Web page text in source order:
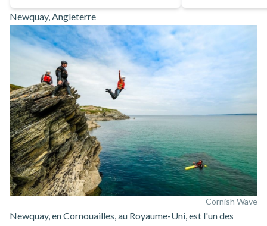
Newquay, Angleterre
Cornish Wave
Newquay, en Cornouailles, au Royaume-Uni, est l'un des